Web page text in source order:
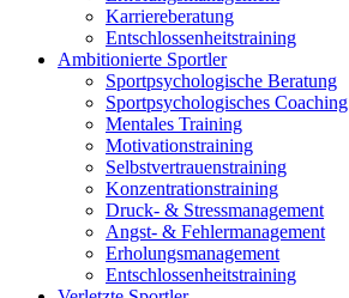
Karriereberatung
Entschlossenheitstraining
Ambitionierte Sportler
Sportpsychologische Beratung
Sportpsychologisches Coaching
Mentales Training
Motivationstraining
Selbstvertrauenstraining
Konzentrationstraining
Druck- & Stressmanagement
Angst- & Fehlermanagement
Erholungsmanagement
Entschlossenheitstraining